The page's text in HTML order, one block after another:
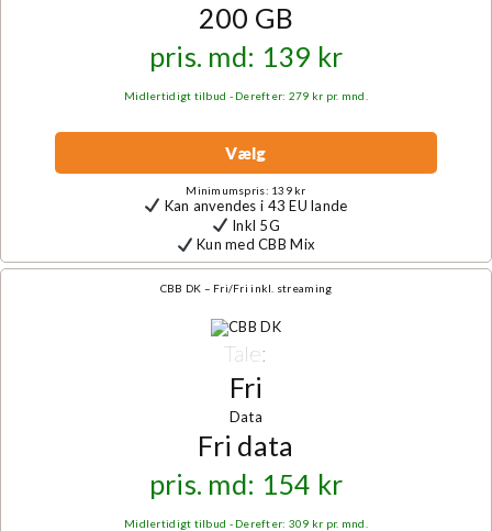
200 GB
pris. md: 139 kr
Midlertidigt tilbud - Derefter: 279 kr pr. mnd.
Vælg
Minimumspris: 139 kr
Kan anvendes i 43 EU lande
Inkl 5G
Kun med CBB Mix
CBB DK – Fri/Fri inkl. streaming
Tale:
Fri
Data
Fri data
pris. md: 154 kr
Midlertidigt tilbud - Derefter: 309 kr pr. mnd.